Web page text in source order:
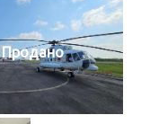
Продано